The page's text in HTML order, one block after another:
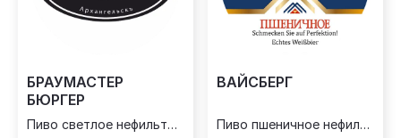
БРАУМАСТЕР
БЮРГЕР
Пиво светлое нефильтрованное
ВАЙСБЕРГ
Пиво пшеничное нефильтрованное